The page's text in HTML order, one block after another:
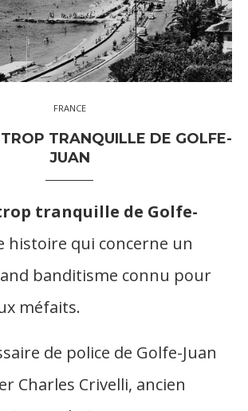
FRANCE
TRANQUILLE DE GOLFE-
JUAN
tranquille de Golfe-
histoire qui concerne un
banditisme connu pour
méfaits.
de police de Golfe-Juan
Charles Crivelli, ancien